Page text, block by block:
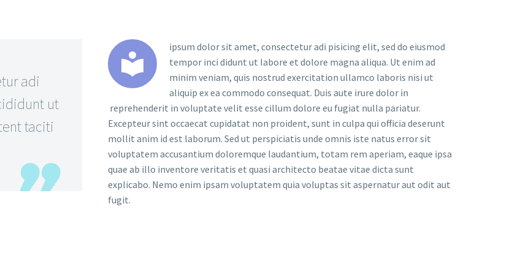
adi
ut
taciti


ipsum dolor sit amet, consectetur adi pisicing elit, sed do eiusmod
tempor inci didunt ut labore et dolore magna aliqua. Ut enim ad
minim veniam, quis nostrud exercitation ullamco laboris nisi ut
aliquip ex ea commodo consequat. Duis aute irure dolor in
reprehenderit in voluptate velit esse cillum dolore eu fugiat nulla pariatur.
Excepteur sint occaecat cupidatat non proident, sunt in culpa qui officia deserunt
mollit anim id est laborum. Sed ut perspiciatis unde omnis iste natus error sit
voluptatem accusantium doloremque laudantium, totam rem aperiam, eaque ipsa
quae ab illo inventore veritatis et quasi architecto beatae vitae dicta sunt
explicabo. Nemo enim ipsam voluptatem quia voluptas sit aspernatur aut odit aut
fugit.